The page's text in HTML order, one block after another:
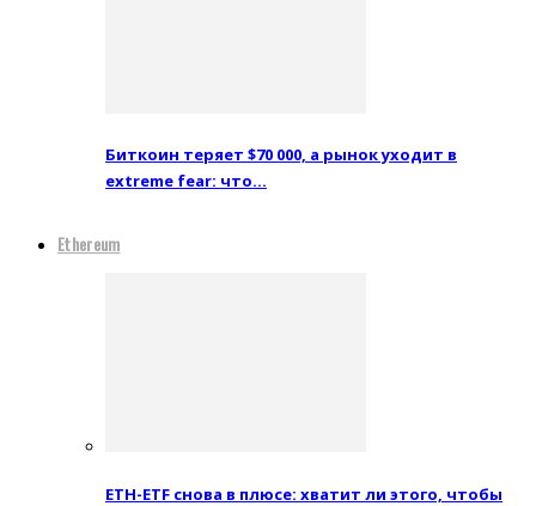
Биткоин теряет $70 000, а рынок уходит в
extreme fear: что…
Ethereum
ETH-ETF снова в плюсе: хватит ли этого, чтобы